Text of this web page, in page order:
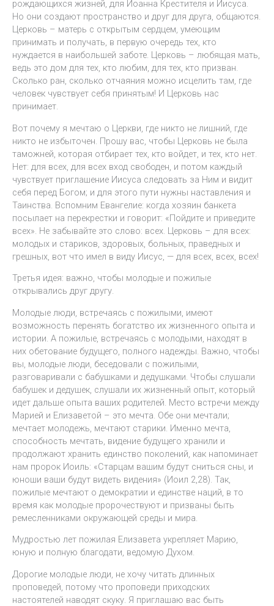
рождающихся жизней, для Иоанна Крестителя и Иисуса.
Но они создают пространство и друг для друга, общаются.
Церковь – матерь с открытым сердцем, умеющим
принимать и получать, в первую очередь тех, кто
нуждается в наибольшей заботе. Церковь – любящая мать,
ведь это дом для тех, кто любим, для тех, кто призван.
Сколько ран, сколько отчаяния можно исцелить там, где
человек чувствует себя принятым! И Церковь нас
принимает.
Вот почему я мечтаю о Церкви, где никто не лишний, где
никто не избыточен. Прошу вас, чтобы Церковь не была
таможней, которая отбирает тех, кто войдет, и тех, кто нет.
Нет: для всех, для всех вход свободен, и потом каждый
чувствует приглашение Иисуса следовать за Ним и видит
себя перед Богом; и для этого пути нужны наставления и
Таинства. Вcпомним Евангелие: когда хозяин банкета
посылает на перекрестки и говорит: «Пойдите и приведите
всех». Не забывайте это слово: всех. Церковь – для всех:
молодых и стариков, здоровых, больных, праведных и
грешных, вот что имел в виду Иисус, — для всех, всех, всех!
Третья идея: важно, чтобы молодые и пожилые
открывались друг другу.
Молодые люди, встречаясь с пожилыми, имеют
возможность перенять богатство их жизненного опыта и
истории. А пожилые, встречаясь с молодыми, находят в
них обетование будущего, полного надежды. Важно, чтобы
вы, молодые люди, беседовали с пожилыми,
разговаривали с бабушками и дедушками. Чтобы слушали
бабушек и дедушек, слушали их жизненный опыт, который
идет дальше опыта ваших родителей. Место встречи между
Марией и Елизаветой – это мечта. Обе они мечтали;
мечтает молодежь, мечтают старики. Именно мечта,
способность мечтать, видение будущего хранили и
продолжают хранить единство поколений, как напоминает
нам пророк Иоиль: «Старцам вашим будут сниться сны, и
юноши ваши будут видеть видения» (Иоил 2,28). Так,
пожилые мечтают о демократии и единстве наций, в то
время как молодые пророчествуют и призваны быть
ремесленниками окружающей среды и мира.
Мудростью лет пожилая Елизавета укрепляет Марию,
юную и полную благодати, ведомую Духом.
Дорогие молодые люди, не хочу читать длинных
проповедей, потому что проповеди приходских
настоятелей наводят скуку. Я приглашаю вас быть